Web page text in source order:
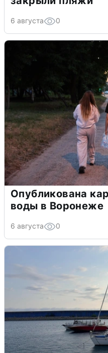
6 августа 0
Опубликована
воды в Воронеже
6 августа 0